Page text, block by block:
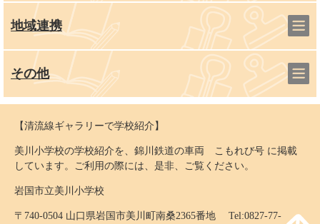
地域連携
その他
【清流線ギャラリーで学校紹介】
美川小学校の学校紹介を、錦川鉄道の車両 こもれび号 に掲載
しています。ご利用の際には、是非、ご覧ください。
岩国市立美川小学校
〒740-0504 山口県岩国市美川町南桑2365番地 Tel:0827-77-